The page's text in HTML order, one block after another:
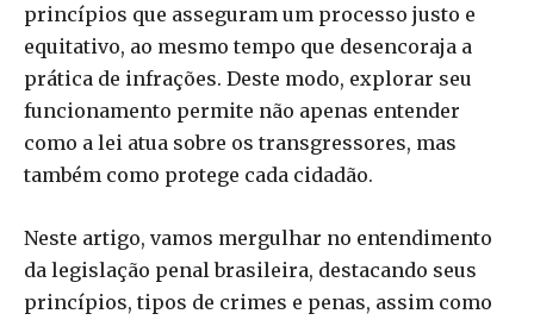
princípios que asseguram um processo justo e
equitativo, ao mesmo tempo que desencoraja a
prática de infrações. Deste modo, explorar seu
funcionamento permite não apenas entender
como a lei atua sobre os transgressores, mas
também como protege cada cidadão.
Neste artigo, vamos mergulhar no entendimento
da legislação penal brasileira, destacando seus
princípios, tipos de crimes e penas, assim como